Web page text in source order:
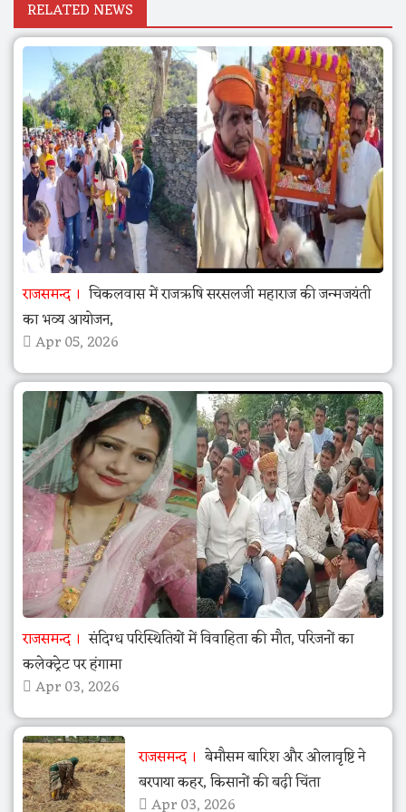
RELATED NEWS
राजसमन्द
चिकलवास में राजऋषि सरसलजी महाराज की जन्मजयंती
का भव्य आयोजन,
Apr 05, 2026
राजसमन्द
संदिग्ध परिस्थितियों में विवाहिता की मौत, परिजनों का
कलेक्ट्रेट पर हंगामा
Apr 03, 2026
राजसमन्द
बेमौसम बारिश और ओलावृष्टि ने
बरपाया कहर, किसानों की बढ़ी चिंता
Apr 03, 2026